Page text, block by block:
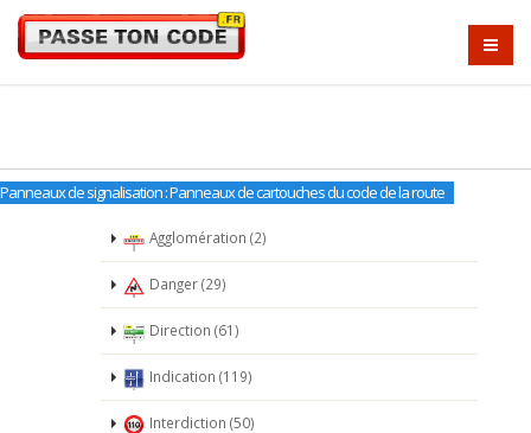
Panneaux de signalisation : Panneaux de cartouches du code de la route
Agglomération (2)
Danger (29)
Direction (61)
Indication (119)
Interdiction (50)